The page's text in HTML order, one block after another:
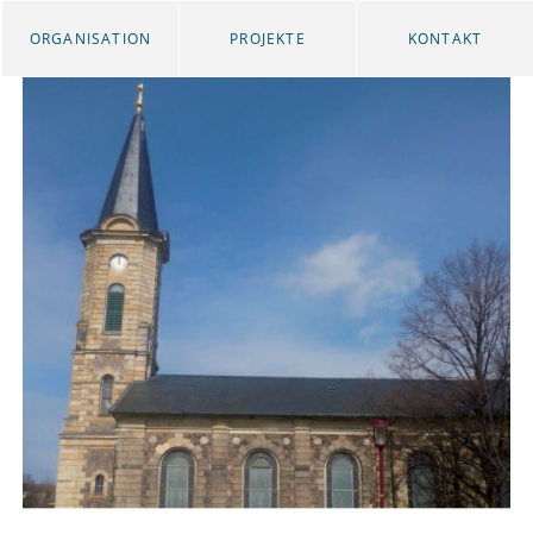
ORGANISATION PROJEKTE KONTAKT